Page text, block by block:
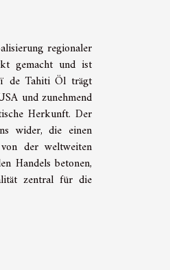
regionaler
gemacht und ist
de Tahiti Öl trägt
und zunehmend
Herkunft. Der
wider, die einen
der weltweiten
Handels betonen,
zentral für die